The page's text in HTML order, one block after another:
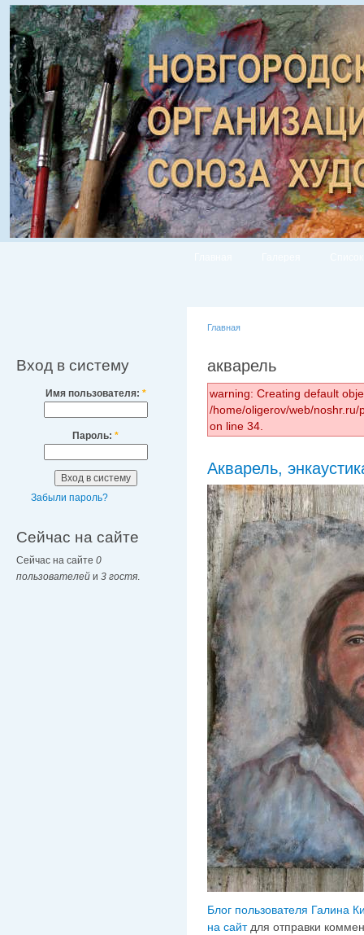
Вход в систему
Имя пользователя: *
Пароль: *
Забыли пароль?
Сейчас на сайте
Сейчас на сайте 0
пользователей и 3 гостя
Главная
акварель
warning: Creating default
/home/oligerov/web/
on line 34.
Акварель,
Блог пользователя Галина
на сайтдля отправки